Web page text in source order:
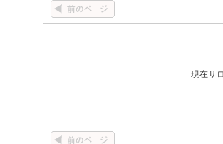
現在サ